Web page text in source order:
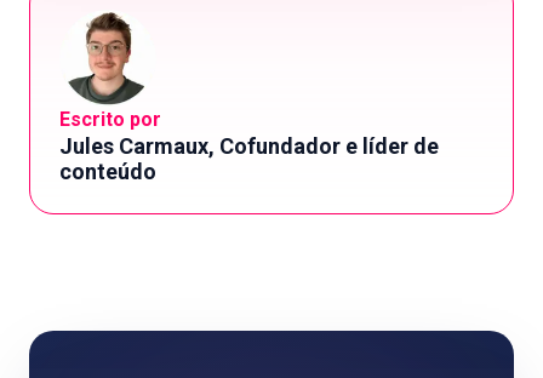
Escrito por
Jules Carmaux, Cofundador e líder de
conteúdo